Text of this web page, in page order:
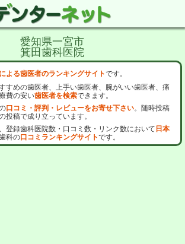
愛知県一宮市
箕田歯科医院
よる歯医者のランキングサイトです。
すめの歯医者、上手い歯医者、腕がいい歯医者、痛
費の安い歯医者を検索できます。
口コミ・評判・レビューをお寄せ下さい。随時投稿
投稿で成り立っています。
登録歯科医院数・口コミ数・リンク数において 日本
科の口コミランキングサイトです。